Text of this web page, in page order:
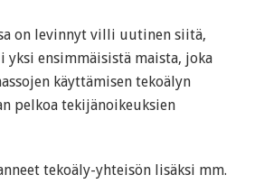
on levinnyt villi uutinen siitä,
yksi ensimmäisistä maista, joka
käyttämisen tekoälyn
pelkoa tekijänoikeuksien
tekoäly-yhteisön lisäksi mm.